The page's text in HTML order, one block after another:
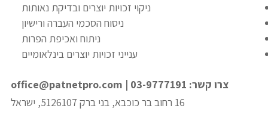
ניקוי זכויות יוצרים ובדיקת נאותות
ניסוח הסכמי העברה ורישיון
ניתוח ואכיפת הפרות
ענייני זכויות יוצרים בינלאומיים
צרו קשר: 03-9777191 |
office@patnetpro.com
16 רחוב בר כוכבא, בני ברק 5126107, ישראל